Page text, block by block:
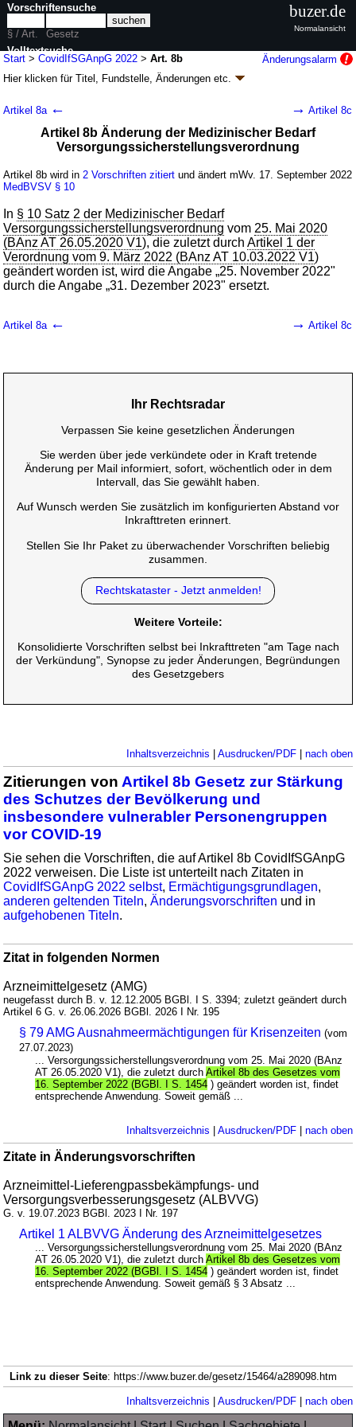
Start >CovidIfSGAnpG 2022 >Art. 8b
Änderungsalarm
Hier klicken fürTitel, Fundstelle, Änderungen etc.
der Bevölkerung und insbesondere vulnerabler
Personengruppen vor COVID-19
(CovidIfSGAnpG 2022k.a.Abk.)
G. v. 16.09.2022BGBl. I S. 1454(Nr. 32); Geltung ab 17.09.2022,
abweichend siehe
wird in 30 Vorschriften zitiert
Artikel 8a ← → Artikel 8c
Artikel 8b Änderung der Medizinischer Bedarf
Versorgungssicherstellungsverordnung
Artikel 8b wird in 2 Vorschriften zitiert und ändert mWv. 17. September 2022
MedBVSV § 10
In § 10 Satz 2 der Medizinischer Bedarf
Versorgungssicherstellungsverordnung vom 25. Mai 2020
(BAnz AT 26.05.2020 V1), die zuletzt durchArtikel 1 der
Verordnung vom 9. März 2022 (BAnz AT 10.03.2022 V1)
geändert worden ist, wird die Angabe „25. November 2022"
durch die Angabe „31. Dezember 2023" ersetzt.
Artikel 8a ← → Artikel 8c
Ihr Rechtsradar
Verpassen Sie keine gesetzlichen Änderungen
Sie werden über jede verkündete oder in Kraft tretende
Änderung per Mail informiert, sofort, wöchentlich oder in dem
Intervall, das Sie gewählt haben.
Auf Wunsch werden Sie zusätzlich im konfigurierten Abstand vor
Inkrafttreten erinnert.
Stellen Sie Ihr Paket zu überwachender Vorschriften beliebig
zusammen.
Rechtskataster - Jetzt anmelden!
Weitere Vorteile:
Konsolidierte Vorschriften selbst bei Inkrafttreten "am Tage nach
der Verkündung", Synopse zu jeder Änderungen, Begründungen
des Gesetzgebers
Inhaltsverzeichnis Ausdrucken/PDF| nach oben
Zitierungen von Artikel 8b Gesetz zur Stärkung
des Schutzes der Bevölkerung und
insbesondere vulnerabler Personengruppen
vor COVID-19
Sie sehen die Vorschriften, die auf Artikel 8b CovidIfSGAnpG
2022 verweisen. Die Liste ist unterteilt nach Zitaten in
CovidIfSGAnpG 2022 selbst, Ermächtigungsgrundlagen,
anderen geltenden Titeln,Änderungsvorschriften und in
aufgehobenen Titeln.
Zitat in folgenden Normen
Arzneimittelgesetz (AMG)
neugefasst durch B. v. 12.12.2005 BGBl. I S. 3394; zuletzt geändert durch
Artikel 6 G. v. 26.06.2026 BGBl. 2026 I Nr. 195
§ 79 AMG Ausnahmeermächtigungen für Krisenzeiten (vom
27.07.2023)
... Versorgungssicherstellungsverordnung vom 25. Mai 2020 (BAnz
AT 26.05.2020 V1), die zuletzt durchArtikel 8b des Gesetzes vom
16. September 2022 (BGBl. I S. 1454 ) geändert worden ist, findet
entsprechende Anwendung. Soweit gemäß ...
Inhaltsverzeichnis Ausdrucken/PDF| nach oben
Zitate in Änderungsvorschriften
Arzneimittel-Lieferengpassbekämpfungs- und
Versorgungsverbesserungsgesetz (ALBVVG)
G. v. 19.07.2023 BGBl. 2023 I Nr. 197
Artikel 1 ALBVVG Änderung des Arzneimittelgesetzes
... Versorgungssicherstellungsverordnung vom 25. Mai 2020 (BAnz
AT 26.05.2020 V1), die zuletzt durchArtikel 8b des Gesetzes vom
16. September 2022 (BGBl. I S. 1454 ) geändert worden ist, findet
entsprechende Anwendung. Soweit gemäß § 3 Absatz ...
Vorschriftensuche
§ / Art.
Gesetz
Volltextsuche
nur in CovidIfSGAnpG 2022
buzer.de
Normalansicht
Link zu dieser Seite: https://www.buzer.de/gesetz/15464/a289098.htm
Inhaltsverzeichnis Ausdrucken/PDF| nach oben